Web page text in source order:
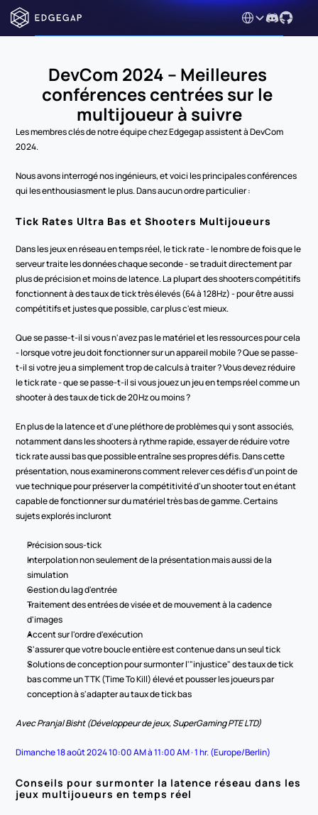
Select Language
DevCom 2024 – Meilleures
conférences centrées sur le
multijoueur à suivre
Les membres clés de notre équipe chez Edgegap assistent à DevCom
2024.
Nous avons interrogé nos ingénieurs, et voici les principales conférences
qui les enthousiasment le plus. Dans aucun ordre particulier :
Tick Rates Ultra Bas et Shooters Multijoueurs
Dans les jeux en réseau en temps réel, le tick rate - le nombre de fois que le
serveur traite les données chaque seconde - se traduit directement par
plus de précision et moins de latence. La plupart des shooters compétitifs
fonctionnent à des taux de tick très élevés (64 à 128Hz) - pour être aussi
compétitifs et justes que possible, car plus c'est mieux.
Que se passe-t-il si vous n'avez pas le matériel et les ressources pour cela
- lorsque votre jeu doit fonctionner sur un appareil mobile ? Que se passe-
t-il si votre jeu a simplement trop de calculs à traiter ? Vous devez réduire
le tick rate - que se passe-t-il si vous jouez un jeu en temps réel comme un
shooter à des taux de tick de 20Hz ou moins ?
En plus de la latence et d'une pléthore de problèmes qui y sont associés,
notamment dans les shooters à rythme rapide, essayer de réduire votre
tick rate aussi bas que possible entraîne ses propres défis. Dans cette
présentation, nous examinerons comment relever ces défis d'un point de
vue technique pour préserver la compétitivité d'un shooter tout en étant
capable de fonctionner sur du matériel très bas de gamme. Certains
sujets explorés incluront
Précision sous-tick
Interpolation non seulement de la présentation mais aussi de la
simulation
Gestion du lag d'entrée
Traitement des entrées de visée et de mouvement à la cadence
d'images
Accent sur l'ordre d'exécution
S'assurer que votre boucle entière est contenue dans un seul tick
Solutions de conception pour surmonter l'"injustice" des taux de tick
bas comme un TTK (Time To Kill) élevé et pousser les joueurs par
conception à s'adapter au taux de tick bas
Avec Pranjal Bisht (Développeur de jeux, SuperGaming PTE LTD)
Dimanche 18 août 2024 10:00 AM à 11:00 AM · 1 hr. (Europe/Berlin)
Conseils pour surmonter la latence réseau dans les
jeux multijoueurs en temps réel